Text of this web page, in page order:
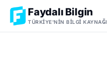
Faydalı Bilgin
TÜRKIYE'NIN BILGI KAYNAĞI